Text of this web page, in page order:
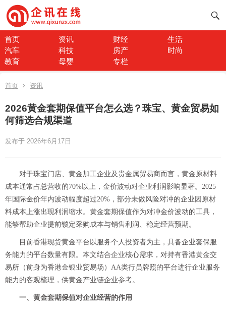
首页 资讯 财经
生活
汽车
科技 房产
时尚
教育
母婴 专栏
首页 资讯
2026黄金套期保值平台怎么选？珠宝、黄金贸易如
何筛选合规渠道
发布于 2026年6月17日
对于珠宝门店、黄金加工企业及贵金属贸易商而言，黄金原材料
成本通常占总营收的70%以上，金价波动对企业利润影响显著。2025
年国际金价年内波动幅度超过20%，部分未做风险对冲的企业因原材
料成本上涨出现利润缩水。黄金套期保值作为对冲金价波动的工具，
能够帮助企业提前锁定采购成本与销售利润、稳定经营预期。
目前香港现货黄金平台以服务个人投资者为主，具备企业套保服
务能力的平台数量有限。本文结合企业核心需求，对持有香港黄金交
易所（前身为香港金银业贸易场）AA类行员牌照的平台进行企业服务
能力的客观梳理，供黄金产业链企业参考。
一、黄金套期保值对企业经营的作用